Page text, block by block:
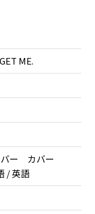
ME.
ー カバー
/ 英語